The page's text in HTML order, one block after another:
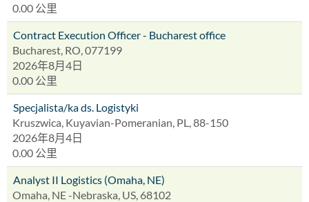
0.00 公里
Contract Execution Officer - Bucharest office
Bucharest, RO, 077199
2026年8月4日
0.00 公里
Specjalista/ka ds. Logistyki
Kruszwica, Kuyavian-Pomeranian, PL, 88-150
2026年8月4日
0.00 公里
Analyst II Logistics (Omaha, NE)
Omaha, NE -Nebraska, US, 68102